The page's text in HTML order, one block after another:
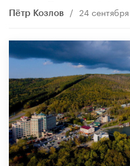
Пётр Козлов / 24